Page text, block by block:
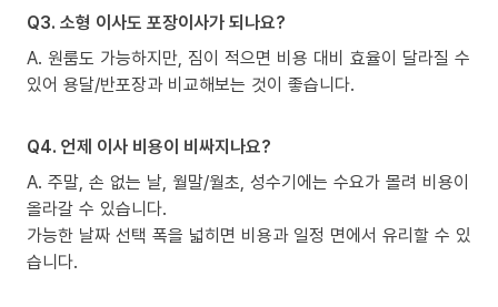
Q3. 소형 이사도 포장이사가 되나요?
A. 원룸도 가능하지만, 짐이 적으면 비용 대비 효율이 달라질 수
있어 용달/반포장과 비교해보는 것이 좋습니다.
Q4. 언제 이사 비용이 비싸지나요?
A. 주말, 손 없는 날, 월말/월초, 성수기에는 수요가 몰려 비용이
올라갈 수 있습니다.
가능한 날짜 선택 폭을 넓히면 비용과 일정 면에서 유리할 수 있
습니다.